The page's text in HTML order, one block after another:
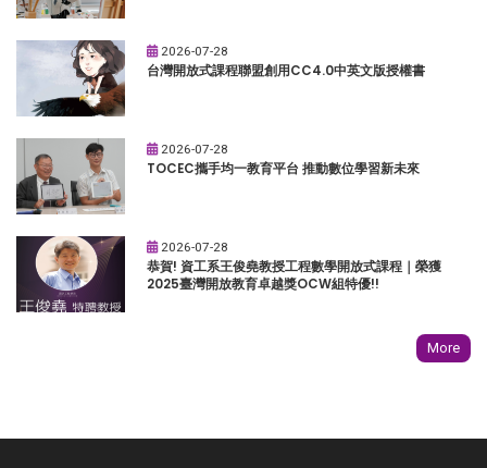
2026-07-28
台灣開放式課程聯盟創用CC4.0中英文版授權書
2026-07-28
TOCEC攜手均一教育平台 推動數位學習新未來
2026-07-28
恭賀! 資工系王俊堯教授工程數學開放式課程｜榮獲
2025臺灣開放教育卓越獎OCW組特優!!
More